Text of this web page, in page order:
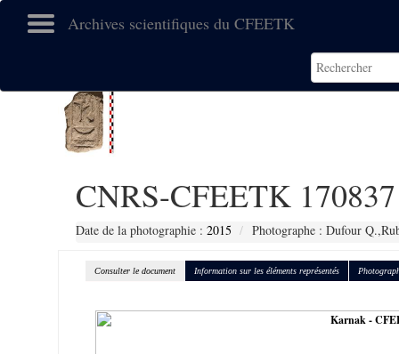
Archives scientifiques du CFEETK
CNRS-CFEETK 170837
Date de la photographie : 2015 Photographe : Dufour
Consulter le document Information sur les éléments représentés